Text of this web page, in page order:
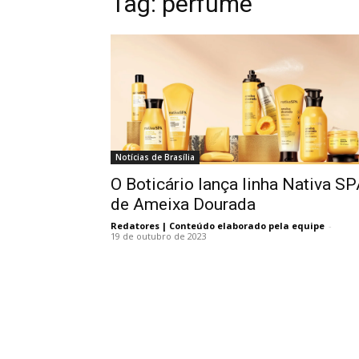
Notícias de Brasília
O Boticário lança linha Nativa
de Ameixa Dourada
Redatores | Conteúdo elaborado pela equipe -
19 de outubro de 2023